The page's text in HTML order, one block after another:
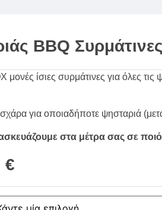
BBQ
ίσιες συρμάτινες για όλες τις
για οποιαδήποτε ψησταριά
στα μέτρα σας σε
€